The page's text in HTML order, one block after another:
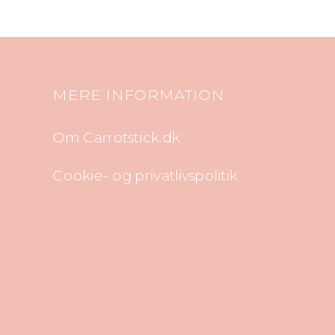
MERE INFORMATION
Om Carrotstick.dk
Cookie- og privatlivspolitik